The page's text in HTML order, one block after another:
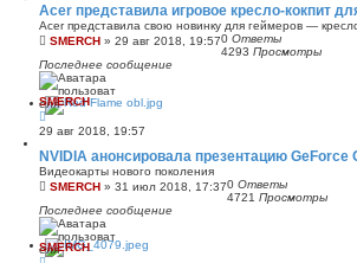
Acer представила игровое кресло-кокпит
Acer представила свою новинку для геймеров —
SMERCH » 29 авг 2018, 19:570 Ответы
4293 Просмотры
Последнее сообщение
SMERCH
29 авг 2018, 19:57
NVIDIA анонсировала презентацию GeForce
Видеокарты нового поколения
SMERCH » 31 июл 2018, 17:370 Ответы
4721 Просмотры
Последнее сообщение
SMERCH